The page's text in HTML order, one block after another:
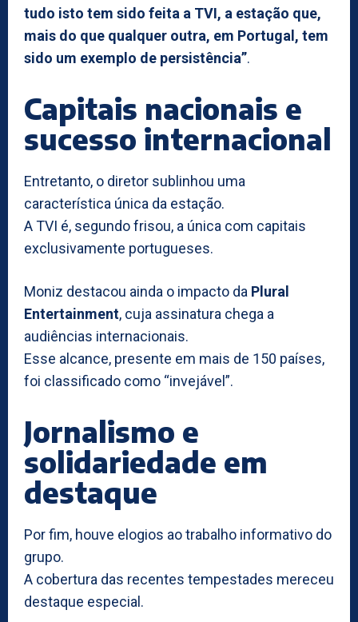
tudo isto tem sido feita a TVI, a estação que,
mais do que qualquer outra, em Portugal, tem
sido um exemplo de persistência”.
Capitais nacionais e
sucesso internacional
Entretanto, o diretor sublinhou uma
característica única da estação.
A TVI é, segundo frisou, a única com capitais
exclusivamente portugueses.
Moniz destacou ainda o impacto da Plural
Entertainment, cuja assinatura chega a
audiências internacionais.
Esse alcance, presente em mais de 150 países,
foi classificado como “invejável”.
Jornalismo e
solidariedade em
destaque
Por fim, houve elogios ao trabalho informativo do
grupo.
A cobertura das recentes tempestades mereceu
destaque especial.